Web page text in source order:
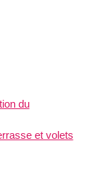
du
et volets